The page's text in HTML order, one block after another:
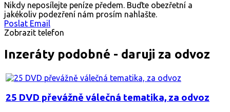
Nikdy neposílejte peníze předem. Buďte obezřetní a
jakékoliv podezření nám prosím nahlašte.
Poslat Email
Zobrazit telefon
Inzeráty podobné - daruji za odvoz
25 DVD převážně válečná tematika, za odvoz